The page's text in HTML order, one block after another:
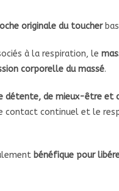
originale du toucher
à la respiration, le
corporelle du massé.
détente, de mieux-être et
contact continuel et le
bénéfique pour